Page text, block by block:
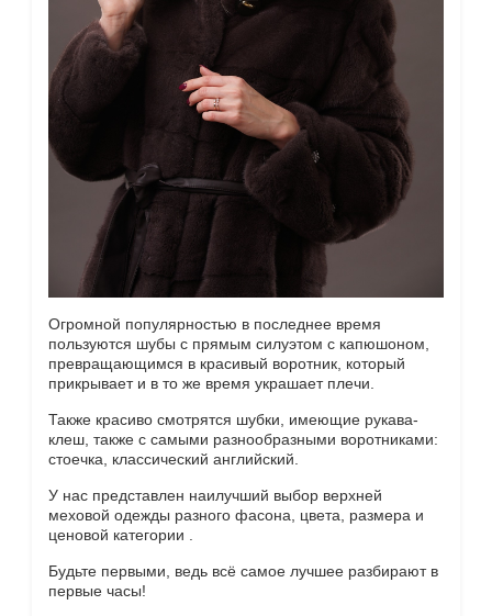
Огромной популярностью в последнее время
пользуются шубы с прямым силуэтом с капюшоном,
превращающимся в красивый воротник, который
прикрывает и в то же время украшает плечи.
Также красиво смотрятся шубки, имеющие рукава-
клеш, также с самыми разнообразными воротниками:
стоечка, классический английский.
У нас представлен наилучший выбор верхней
меховой одежды разного фасона, цвета, размера и
ценовой категории .
Будьте первыми, ведь всё самое лучшее разбирают в
первые часы!